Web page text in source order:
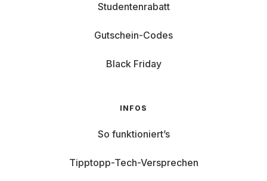
Studentenrabatt
Gutschein-Codes
Black Friday
INFOS
So funktioniert’s
Tipptopp-Tech-Versprechen